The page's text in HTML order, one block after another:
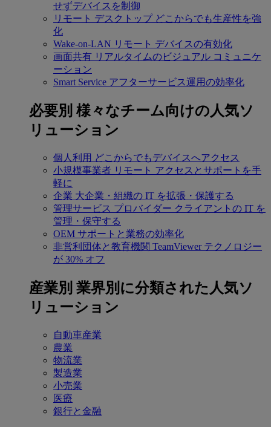
せずデバイスを制御
リモート デスクトップ どこからでも生産性を強
化
Wake-on-LAN リモート デバイスの有効化
画面共有 リアルタイムのビジュアル コミュニケ
ーション
Smart Service アフターサービス運用の効率化
必要別 様々なチーム向けの人気ソ
リューション
個人利用 どこからでもデバイスへアクセス
小規模事業者 リモート アクセスとサポートを手
軽に
企業 大企業・組織の IT を拡張・保護する
管理サービス プロバイダー クライアントの IT を
管理・保守する
OEM サポートと業務の効率化
非営利団体と教育機関 TeamViewer テクノロジー
が 30% オフ
産業別 業界別に分類された人気ソ
リューション
自動車産業
農業
物流業
製造業
小売業
医療
銀行と金融